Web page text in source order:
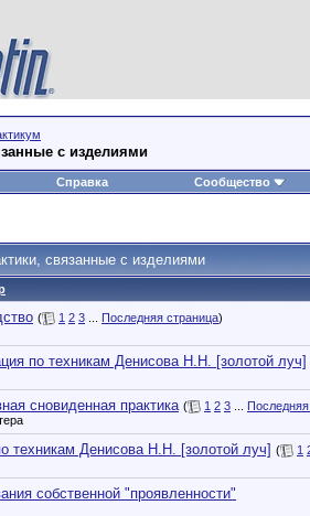
с изделиями
Справка Сообщество
связанные с изделиями
( 1 2 3 Последняя страница)
по техникам Денисова Н.Н. [золотой луч]
сновиденная практика ( 1 2 3
техникам Денисова Н.Н. [золотой луч] ( 1
собственной "проявленности"